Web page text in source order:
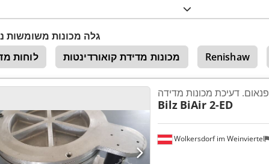
גלה מכונות משומשות
לוחות
מכונות מדידת קואורדינטות Renishaw
Wolkersdorf im Weinviertel
פנאום. דעיכת מכונות מדידה
Bilz BiAir 2-ED